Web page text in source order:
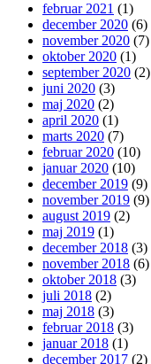
februar 2021 (1)
december 2020 (6)
november 2020 (7)
oktober 2020 (1)
september 2020 (2)
juni 2020 (3)
maj 2020 (2)
april 2020 (1)
marts 2020 (7)
februar 2020 (10)
januar 2020 (10)
december 2019 (9)
november 2019 (9)
august 2019 (2)
maj 2019 (1)
december 2018 (3)
november 2018 (6)
oktober 2018 (3)
juli 2018 (2)
maj 2018 (3)
februar 2018 (3)
januar 2018 (1)
december 2017 (2)